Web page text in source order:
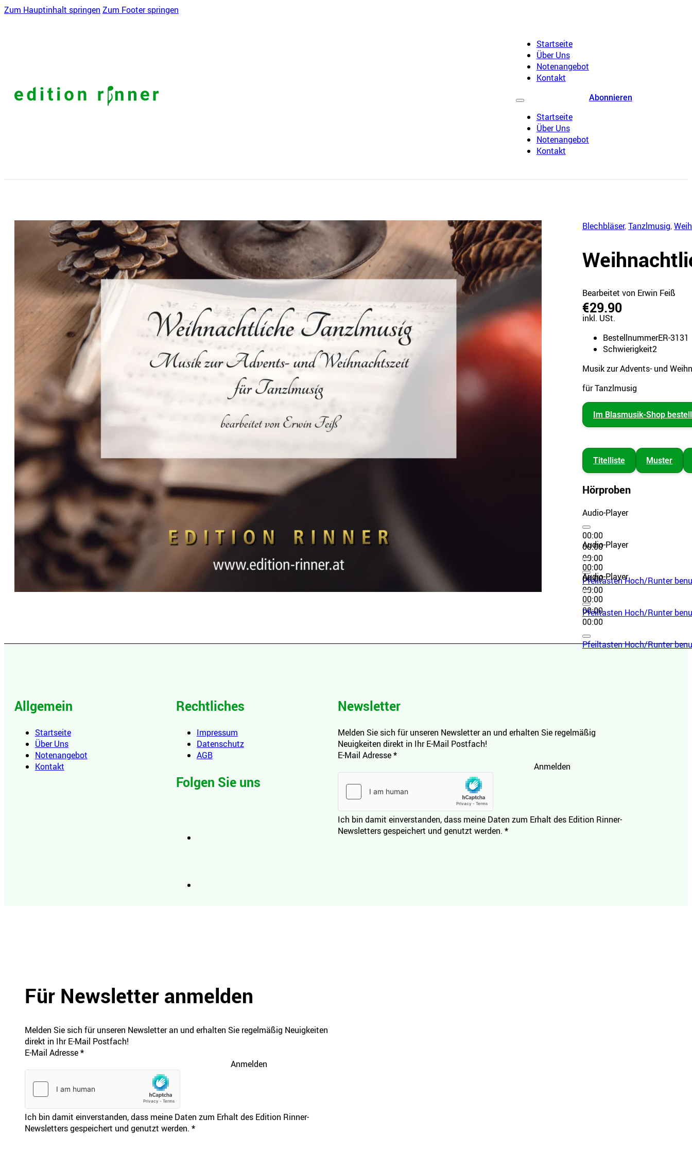
Zum Hauptinhalt springen Zum Footer springen
Startseite
Über Uns
Notenangebot
Kontakt
Startseite
Über Uns
Notenangebot
Kontakt
Abonnieren
Blechbläser,Tanzlmusig,
Bearbeitet von Erwin Feiß
€29.90
inkl. USt.
BestellnummerER-3131
Schwierigkeit2
Musik zur Advents- und
für Tanzlmusig
Im Blasmusik-Shop
Titelliste Muster
Hörproben
Audio-Player
00:00
00:00
00:00
Pfeiltasten Hoch/Runter
Audio-Player
00:00
00:00
00:00
Pfeiltasten Hoch/Runter
Audio-Player
00:00
00:00
00:00
Pfeiltasten Hoch/Runter
Allgemein
Startseite
Über Uns
Notenangebot
Kontakt
Rechtliches
Impressum
Datenschutz
AGB
Folgen Sie uns
Newsletter
Melden Sie sich für unseren Newsletter an und erhalten Sie regelmäßig
Neuigkeiten direkt in Ihr E-Mail Postfach!
E-Mail Adresse*
Anmelden
Ich bin damit einverstanden, dass meine Daten zum Erhalt des Edition Rinner-
Newsletters gespeichert und genutzt werden. *
Für Newsletter anmelden
Melden Sie sich für unseren Newsletter an und erhalten Sie regelmäßig Neuigkeiten
direkt in Ihr E-Mail Postfach!
E-Mail Adresse *
Anmelden
Ich bin damit einverstanden, dass meine Daten zum Erhalt des Edition Rinner-
Newsletters gespeichert und genutzt werden. *